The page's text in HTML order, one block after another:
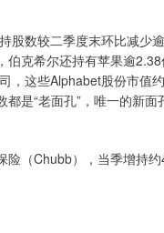
数较二季度末环比减少
克希尔还持有苹果逾
，这些Alphabet股份市值
是“老面孔”，唯一的新
（Chubb），当季增持